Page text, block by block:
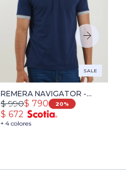
SALE
REMERA NAVIGATOR -
AZUL OSCURO
+ 4 colores
$ 790
$ 990 20
$ 672